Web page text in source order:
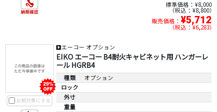
標準価格：¥8,000
税込：¥8,800
販売価格： ¥5,712
税込：¥6,283
比較対象にする
エーコー オプション
EIKO エーコー B4耐火キャビネット用 ハンガーレ
ール HGRB4
種類
オプション
ロック
外寸
重量